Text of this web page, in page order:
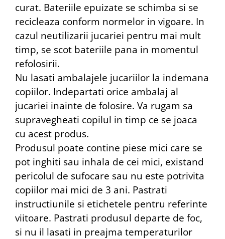
curat. Bateriile epuizate se schimba si se
recicleaza conform normelor in vigoare. In
cazul neutilizarii jucariei pentru mai mult
timp, se scot bateriile pana in momentul
refolosirii.
Nu lasati ambalajele jucariilor la indemana
copiilor. Indepartati orice ambalaj al
jucariei inainte de folosire. Va rugam sa
supravegheati copilul in timp ce se joaca
cu acest produs.
Produsul poate contine piese mici care se
pot inghiti sau inhala de cei mici, existand
pericolul de sufocare sau nu este potrivita
copiilor mai mici de 3 ani. Pastrati
instructiunile si etichetele pentru referinte
viitoare. Pastrati produsul departe de foc,
si nu il lasati in preajma temperaturilor